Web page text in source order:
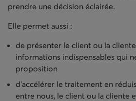
prendre une décision éclairée.
Elle permet aussi :
de présenter le client ou la
informations indispensables qui
proposition
d’accélérer le traitement en
entre nous, le client ou la cliente